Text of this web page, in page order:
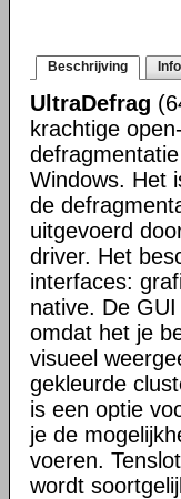
Beschrijving
UltraDefrag
krachtige
Windows. Het
de
uitgevoerd
driver. Het
interfaces:
native. De
omdat het je
visueel
gekleurde
is een optie
je de
voeren.
wordt